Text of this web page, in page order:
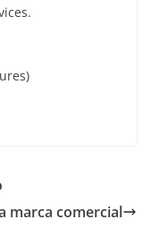
marca comercial